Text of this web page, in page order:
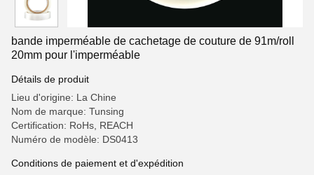
bande imperméable de cachetage de couture de 91m/roll
20mm pour l'imperméable
Détails de produit
Lieu d'origine: La Chine
Nom de marque: Tunsing
Certification: RoHs, REACH
Numéro de modèle: DS0413
Conditions de paiement et d'expédition